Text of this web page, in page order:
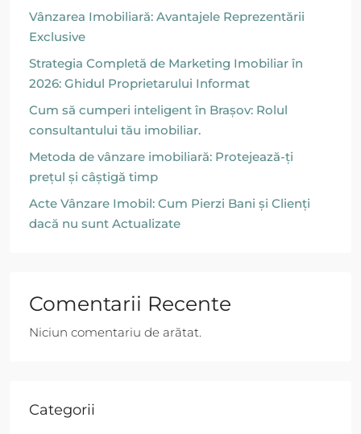
Vânzarea Imobiliară: Avantajele Reprezentării
Exclusive
Strategia Completă de Marketing Imobiliar în
2026: Ghidul Proprietarului Informat
Cum să cumperi inteligent în Brașov: Rolul
consultantului tău imobiliar.
Metoda de vânzare imobiliară: Protejează-ți
prețul și câștigă timp
Acte Vânzare Imobil: Cum Pierzi Bani și Clienți
dacă nu sunt Actualizate
Comentarii Recente
Niciun comentariu de arătat.
Categorii